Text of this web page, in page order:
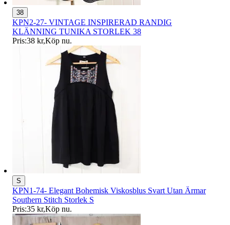
38
KPN2-27- VINTAGE INSPIRERAD RANDIG
KLÄNNING TUNIKA STORLEK 38
Pris:38 kr,Köp nu.
S
KPN1-74- Elegant Bohemisk Viskosblus Svart Utan Ärmar
Southern Stitch Storlek S
Pris:35 kr,Köp nu.